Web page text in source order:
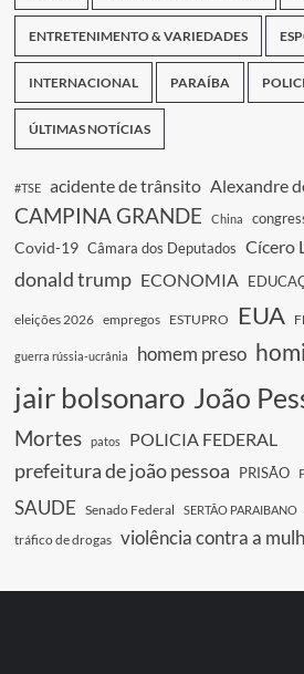
ENTRETENIMENTO & VARIEDADES
INTERNACIONAL PARAÍBA
ÚLTIMAS NOTÍCIAS
#TSE acidente de trânsito Alexandre
CAMPINA GRANDE China
Covid-19 Câmara dos Deputados Cícero
donald trump ECONOMIA
eleições 2026 empregos ESTUPRO EUA
guerra rússia-ucrânia homem preso
jair bolsonaro João
Mortes patos POLICIA FEDERAL
prefeitura de joão pessoa PRISÃO
SAUDE Senado Federal SERTÃO PARAIBANO
tráfico de drogas violência contra a